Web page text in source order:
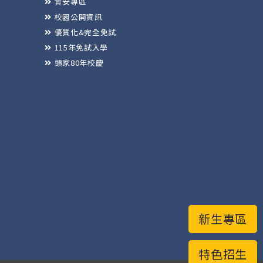
特色招生
新生專區
校園公開資訊
優質化&完全免試
115年免試入學
頭家80年校慶